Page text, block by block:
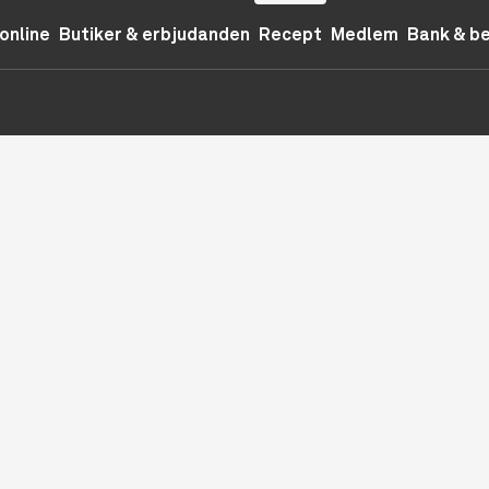
Butiker & erbjudanden Recept Medlem Bank &